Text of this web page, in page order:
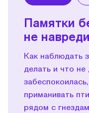
Памятки
не
Как наблюдать
делать и что не
приманивать
рядом с